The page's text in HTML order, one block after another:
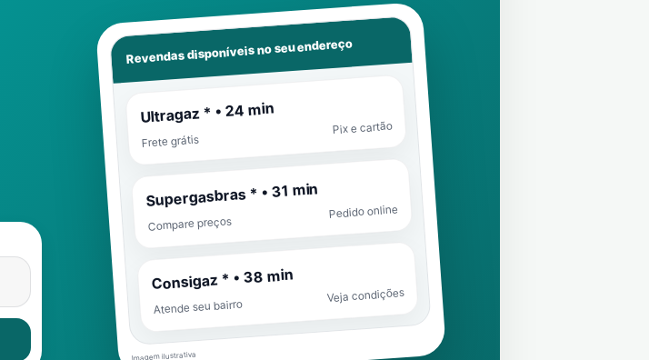
Revendas disponíveis no seu endereço
Ultragaz * • 24 min
Frete grátis
Pix e cartão
Supergasbras * • 31 min
Compare preços
Pedido online
Consigaz * • 38 min
Atende seu bairro
Veja condições
Imagem ilustrativa